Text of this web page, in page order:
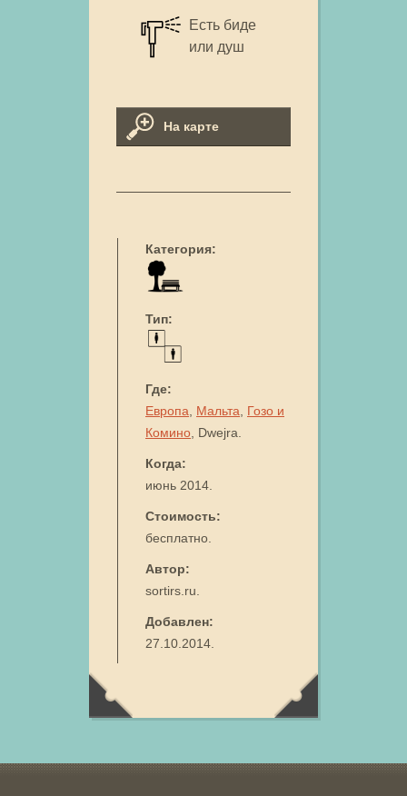
Есть биде
или душ
На карте
Категория:
Тип:
Где:
Европа
Мальта
Гозо и
Комино , Dwejra.
Когда:
июнь 2014.
Стоимость:
бесплатно.
Автор:
sortirs.ru.
Добавлен:
27.10.2014.